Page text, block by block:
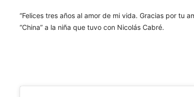
“Felices tres años al amor de mi vida. Gracias por tu
“China” a la niña que tuvo con Nicolás Cabré.